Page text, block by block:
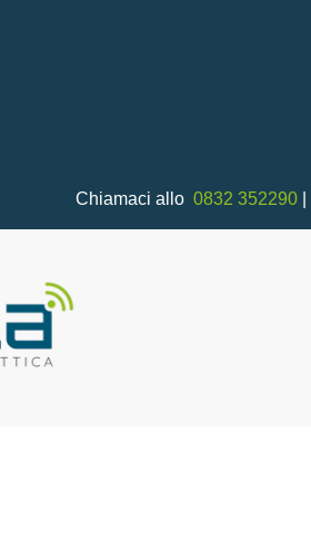
Chiamaci allo 0832 352290|